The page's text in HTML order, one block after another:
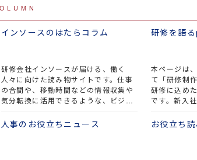
インソースのはたらコラム
研修会社インソースが届ける、働く
人々に向けた読み物サイトです。仕事
の合間や、移動時間などの情報収集や
気分転換に活用できるような、ビジネ
めています。ぜひお気軽にご覧くださ
研修を語
本ページは
て「研修制
研修に込め
です。新入
まで、様々
人事のお役立ちニュース お役立ち